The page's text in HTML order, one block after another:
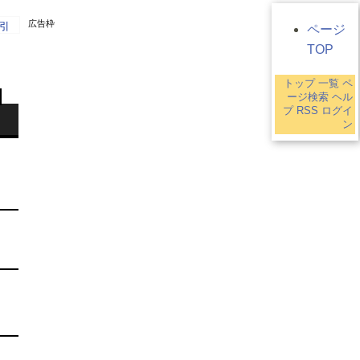
広告枠
ページ
TOP
トップ 一覧 ペ
ージ検索 ヘル
プ RSS ログイ
ン